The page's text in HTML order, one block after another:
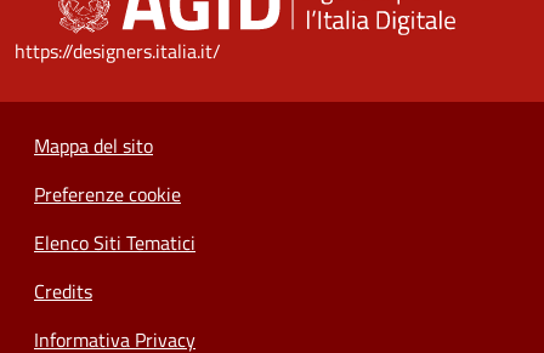
https://designers.italia.it/
Mappa del sito
Preferenze cookie
Elenco Siti Tematici
Credits
Informativa Privacy